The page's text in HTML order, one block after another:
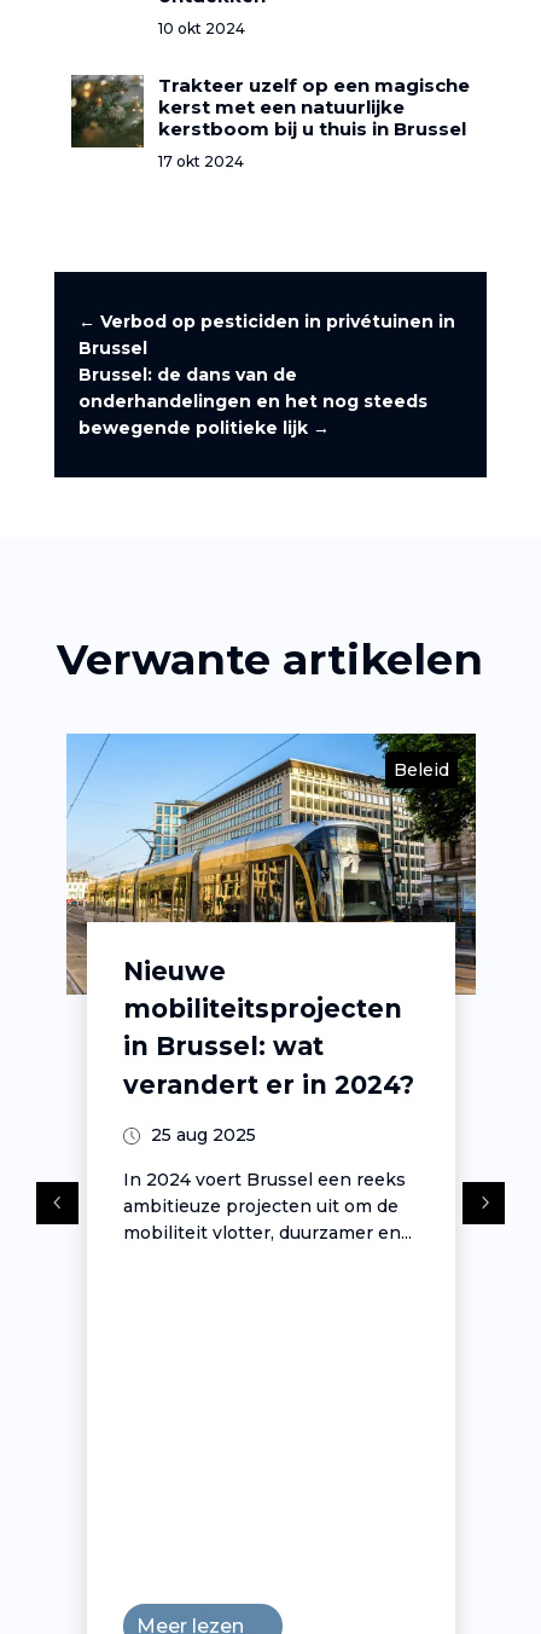
10 okt 2024
Trakteer uzelf op een magische
kerst met een natuurlijke
kerstboom bij u thuis in Brussel
17 okt 2024
← Verbod op pesticiden in privétuinen in
Brussel
Brussel: de dans van de
onderhandelingen en het nog steeds
bewegende politieke lijk→
Verwante artikelen
Beleid
Nieuwe
mobiliteitsprojecten
in Brussel: wat
verandert er in 2024?
25 aug 2025
In 2024 voert Brussel een reeks
ambitieuze projecten uit om de
mobiliteit vlotter, duurzamer en...
Meer lezen